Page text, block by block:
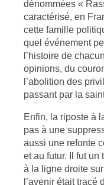
dénommées «
caractérisé, en
cette famille
quel événement
l’histoire de
opinions, du
l’abolition des
passant par la
Enfin, la riposte à
pas à une
aussi une refonte
et au futur. Il fut
à la ligne droite
l’avenir était tracé